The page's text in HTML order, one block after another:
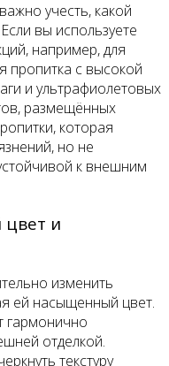
учесть, какой
вы используете
например, для
пропитка с высокой
и ультрафиолетовых
размещённых
которая
но не
к внешним
и
изменить
ей насыщенный цвет.
гармонично
отделкой.
текстуру